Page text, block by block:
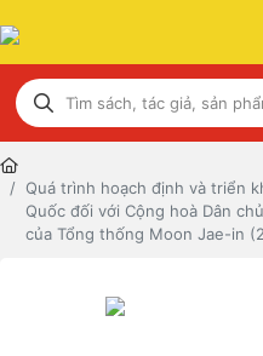
Quá trình hoạch định và triển
Quốc đối với Cộng hoà Dân
của Tổng thống Moon Jae-in